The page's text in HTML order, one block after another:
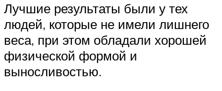
Лучшие результаты были у тех
людей, которые не имели лишнего
веса, при этом обладали хорошей
физической формой и
выносливостью.